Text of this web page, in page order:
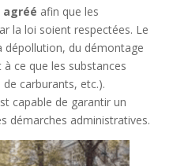
agréé afin que les
la loi soient respectées. Le
dépollution, du démontage
ce que les substances
carburants, etc.).
capable de garantir un
démarches administratives.